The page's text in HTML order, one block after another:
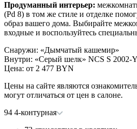
Продуманный интерьер:
(Pd 8) в том же стиле и отделке
образ вашего дома. Выбирайте
входные и воспользуйтесь
Снаружи: «Дымчатый кашемир»
Внутри: «Серый шелк» NCS S 2002-
Цена: от 2 477 BYN
Цены на сайте являются
могут отличаться от цен в салоне.
94 4-контурная